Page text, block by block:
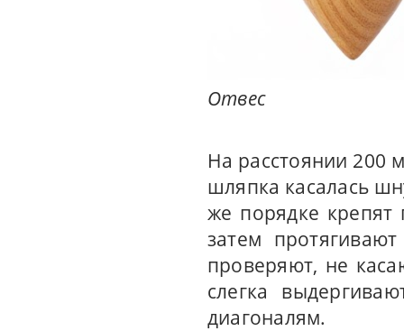
Отвес
На расстоянии 200
шляпка касалась
же порядке крепят
затем
проверяют, не
слегка
диагоналям.